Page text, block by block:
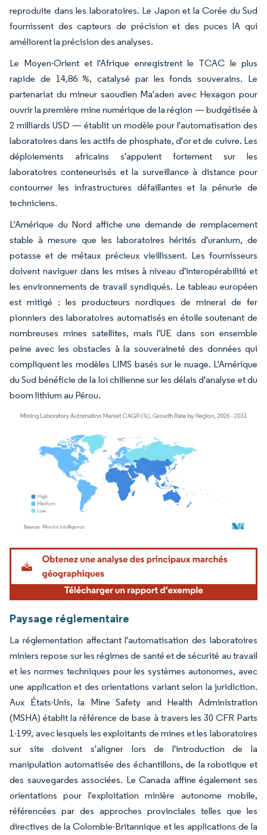
reproduite dans les laboratoires. Le Japon et la Corée du Sud
fournissent des capteurs de précision et des puces IA qui
améliorent la précision des analyses.
Le Moyen-Orient et l'Afrique enregistrent le TCAC le plus
rapide de 14,86 %, catalysé par les fonds souverains. Le
partenariat du mineur saoudien Ma'aden avec Hexagon pour
ouvrir la première mine numérique de la région — budgétisée à
2 milliards USD — établit un modèle pour l'automatisation des
laboratoires dans les actifs de phosphate, d'or et de cuivre. Les
déploiements africains s'appuient fortement sur les
laboratoires conteneurisés et la surveillance à distance pour
contourner les infrastructures défaillantes et la pénurie de
techniciens.
L'Amérique du Nord affiche une demande de remplacement
stable à mesure que les laboratoires hérités d'uranium, de
potasse et de métaux précieux vieillissent. Les fournisseurs
doivent naviguer dans les mises à niveau d'interopérabilité et
les environnements de travail syndiqués. Le tableau européen
est mitigé : les producteurs nordiques de minerai de fer
pionniers des laboratoires automatisés en étoile soutenant de
nombreuses mines satellites, mais l'UE dans son ensemble
peine avec les obstacles à la souveraineté des données qui
compliquent les modèles LIMS basés sur le nuage. L'Amérique
du Sud bénéficie de la loi chilienne sur les délais d'analyse et du
boom lithium au Pérou.
Image © Mordor Intelligence. La réutilisation nécessite une attribution sous CC BY
Paysage réglementaire
La réglementation affectant l'automatisation des laboratoires
miniers repose sur les régimes de santé et de sécurité au travail
et les normes techniques pour les systèmes autonomes, avec
une application et des orientations variant selon la juridiction.
Aux États-Unis, la Mine Safety and Health Administration
(MSHA) établit la référence de base à travers les 30 CFR Parts
1-199, avec lesquels les exploitants de mines et les laboratoires
sur site doivent s'aligner lors de l'introduction de la
manipulation automatisée des échantillons, de la robotique et
des sauvegardes associées. Le Canada affine également ses
orientations pour l'exploitation minière autonome mobile,
référencées par des approches provinciales telles que les
directives de la Colombie-Britannique et les applications de la